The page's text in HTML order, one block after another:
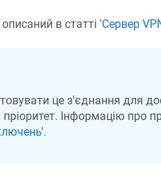
в статті 'Сервер
це з'єднання для
Інформацію про
'.